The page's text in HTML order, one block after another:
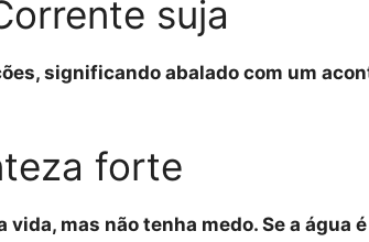
suja
significando abalado com um
forte
mas não tenha medo. Se a